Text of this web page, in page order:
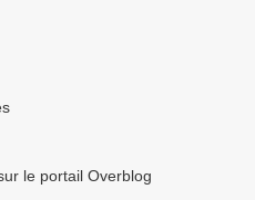
le portail Overblog